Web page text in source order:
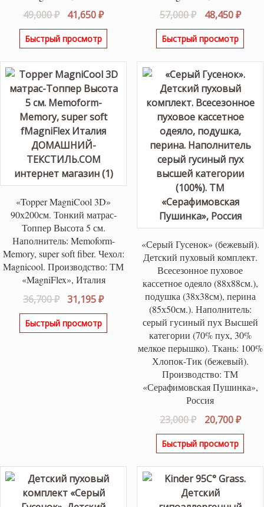
49,000₽
Первоначальная
цена
составляла
41,650₽Текущая
цена:
Быстрый просмотр
57,000₽
цена
составляла
48,450₽
Быстрый просмотр
«Topper MagniCool 3D»
90х200см. Тонкий матрас-
Топпер Высота 5 см.
Наполнитель: Memoform-
Memory, super soft fiber. Чехол:
Magnicool. Производство: ТМ
«MagniFlex», Италия
36,700₽
Первоначальная
цена
составляла
31,195₽Текущая
цена:
Быстрый просмотр
«Серый Гусенок» (бежевый).
Детский пуховый комплект.
Всесезонное пуховое
кассетное одеяло (88х88см.),
подушка (38х38см), перина
(85х50см.). Наполнитель:
серый гусиный пух Высшей
категории (70% пух, 30%
мелкое перышко). Ткань: 100%
Хлопок-Тик (бежевый).
Производство: ТМ
«Серафимовская Пушинка»,
Россия
23,000₽
цена
составляла
20,700₽
Быстрый просмотр